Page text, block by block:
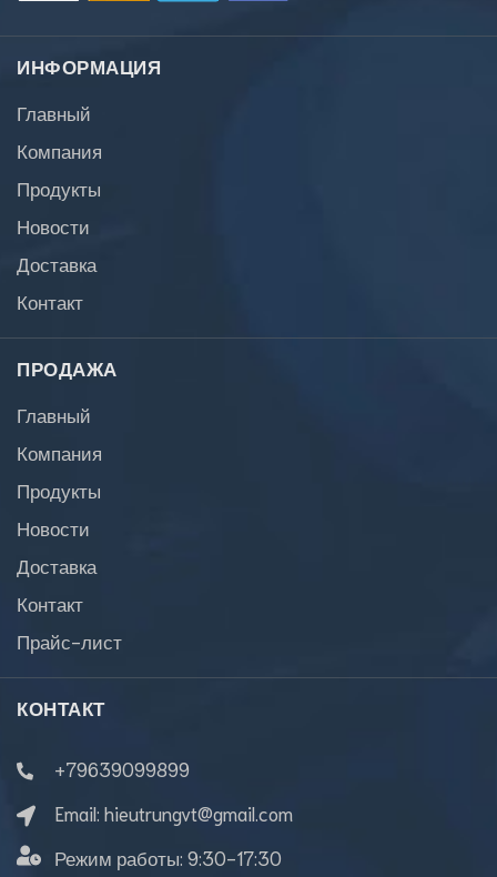
ИНФОРМАЦИЯ
Главный
Компания
Продукты
Новости
Доставка
Контакт
ПРОДАЖА
Главный
Компания
Продукты
Новости
Доставка
Контакт
Прайс-лист
КОНТАКТ
+79639099899
Email: hieutrungvt@gmail.com
Режим работы: 9:30-17:30